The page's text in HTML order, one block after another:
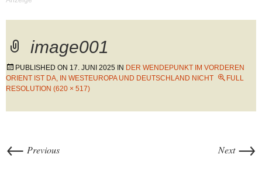
image001
PUBLISHED ON 17. JUNI 2025 IN DER WENDEPUNKT IM VORDEREN
ORIENT IST DA, IN WESTEUROPA UND DEUTSCHLAND NICHT
FULL
RESOLUTION (620 × 517)
← Previous Next →